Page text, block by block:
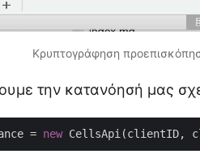
Κρυπτογράφηση
την κατανόησή μας
= new